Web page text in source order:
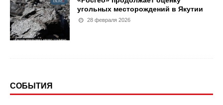
угольных месторождений в Якутии
28 февраля 2026
СОБЫТИЯ